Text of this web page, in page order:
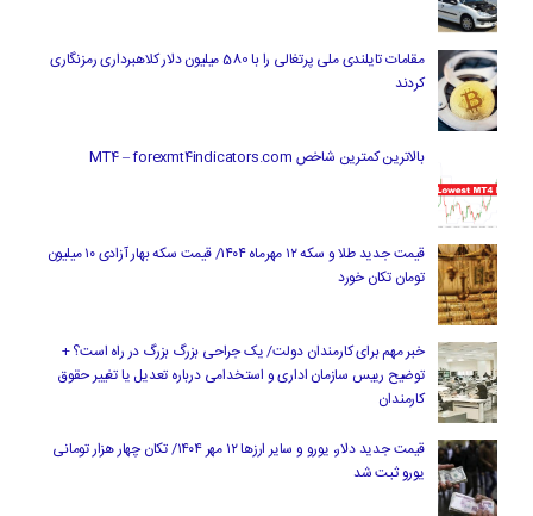
مقامات تایلندی ملی پرتغالی را با 580 میلیون دلار کلاهبرداری رمزنگاری
کردند
بالاترین کمترین شاخص MT4 – forexmt4indicators.com
قیمت جدید طلا و سکه ۱۲ مهرماه ۱۴۰۴/ قیمت سکه بهار آزادی ۱۰ میلیون
تومان تکان خورد
خبر مهم برای کارمندان دولت/ یک جراحی بزرگ بزرگ در راه است؟ +
توضیح رییس سازمان اداری و استخدامی درباره تعدیل یا تغییر حقوق
کارمندان
قیمت جدید دلار، یورو و سایر ارزها ۱۲ مهر ۱۴۰۴/ تکان چهار هزار تومانی
یورو ثبت شد